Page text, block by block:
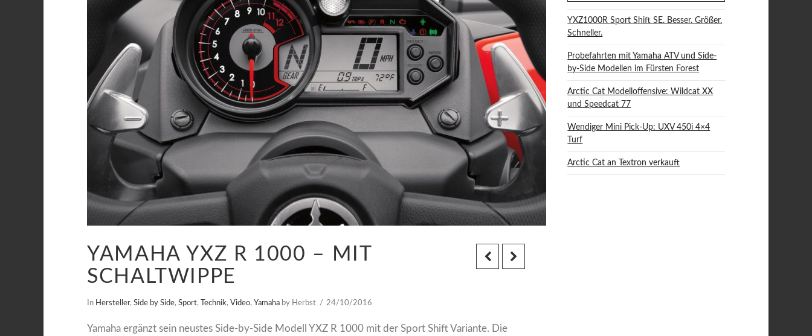
YAMAHA YXZ R 1000 – MIT
SCHALTWIPPE
In Hersteller, Side by Side, Sport, Technik, Video, Yamaha by Herbst 24/10/2016
Yamaha ergänzt sein neustes Side-by-Side Modell YXZ R 1000 mit der Sport Shift Variante. Die
YXZ1000R Sport Shift SE. Besser. Größer.
Schneller.
Probefahrten mit Yamaha ATV und Side-
by-Side Modellen im Fürsten Forest
Arctic Cat Modelloffensive: Wildcat XX
und Speedcat 77
Wendiger Mini Pick-Up: UXV 450i 4×4
Turf
Arctic Cat an Textron verkauft